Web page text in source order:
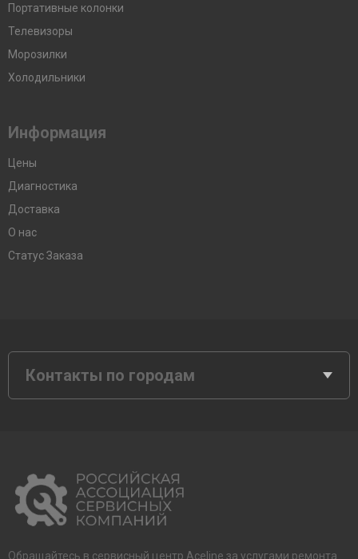
Портативные колонки
Телевизоры
Морозилки
Холодильники
Информация
Цены
Диагностика
Доставка
О нас
Статус Заказа
Контакты по городам
Обращайтесь в сервисный центр Aceline за услугами ремонта